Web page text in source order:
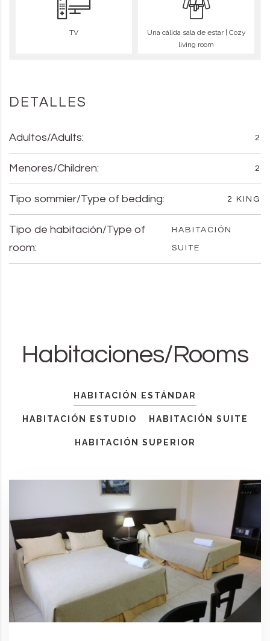
TV
Una cálida sala de estar | Cozy
living room
DETALLES
Adultos/Adults: 2
Menores/Children: 2
Tipo sommier/Type of bedding: 2 KING
Tipo de habitación/Type of
room:
HABITACIÓN
SUITE
Habitaciones/Rooms
HABITACIÓN ESTÁNDAR
HABITACIÓN ESTUDIO HABITACIÓN SUITE
HABITACIÓN SUPERIOR